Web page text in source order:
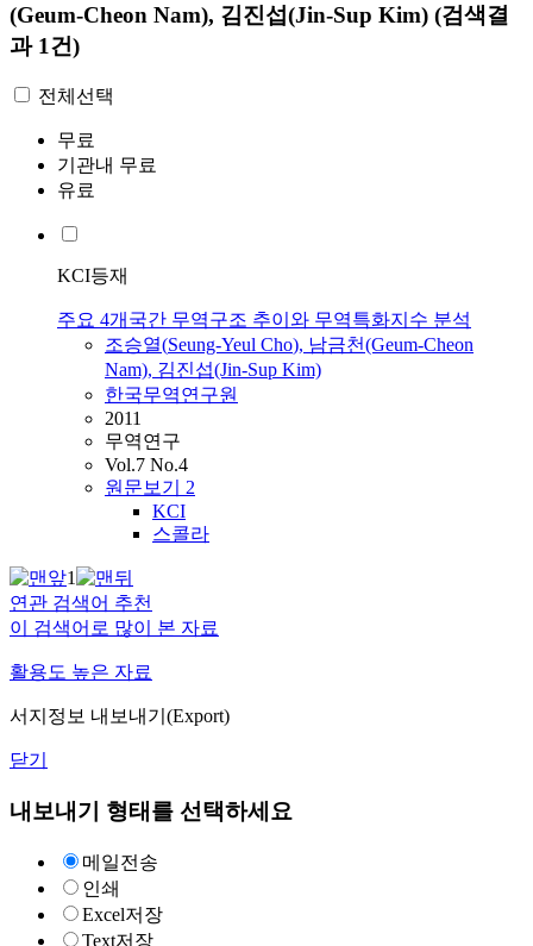
(Geum-Cheon Nam), 김진섭(Jin-Sup Kim) (검색결
과 1건)
전체선택
무료
기관내 무료
유료
KCI등재
주요 4개국간 무역구조 추이와 무역특화지수 분석
조승열(Seung-Yeul Cho), 남금천(Geum-Cheon
Nam), 김진섭(Jin-Sup Kim)
한국무역연구원
2011
무역연구
Vol.7 No.4
원문보기 2
KCI
스콜라
1
연관 검색어 추천
이 검색어로 많이 본 자료
활용도 높은 자료
서지정보 내보내기(Export)
닫기
내보내기 형태를 선택하세요
메일전송
인쇄
Excel저장
Text저장